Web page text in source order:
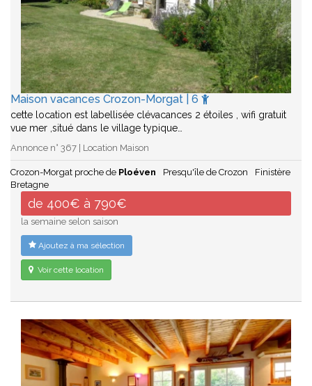
Maison vacances Crozon-Morgat | 6
cette location est labellisée clévacances 2 étoiles , wifi gratuit
vue mer ,situé dans le village typique…
Annonce n° 367 | Location Maison
Crozon-Morgat proche de Ploéven Presqu'île de Crozon
Finistère
Bretagne
de 400€ à 790€
la semaine selon saison
Ajoutez à ma sélection
Voir cette location